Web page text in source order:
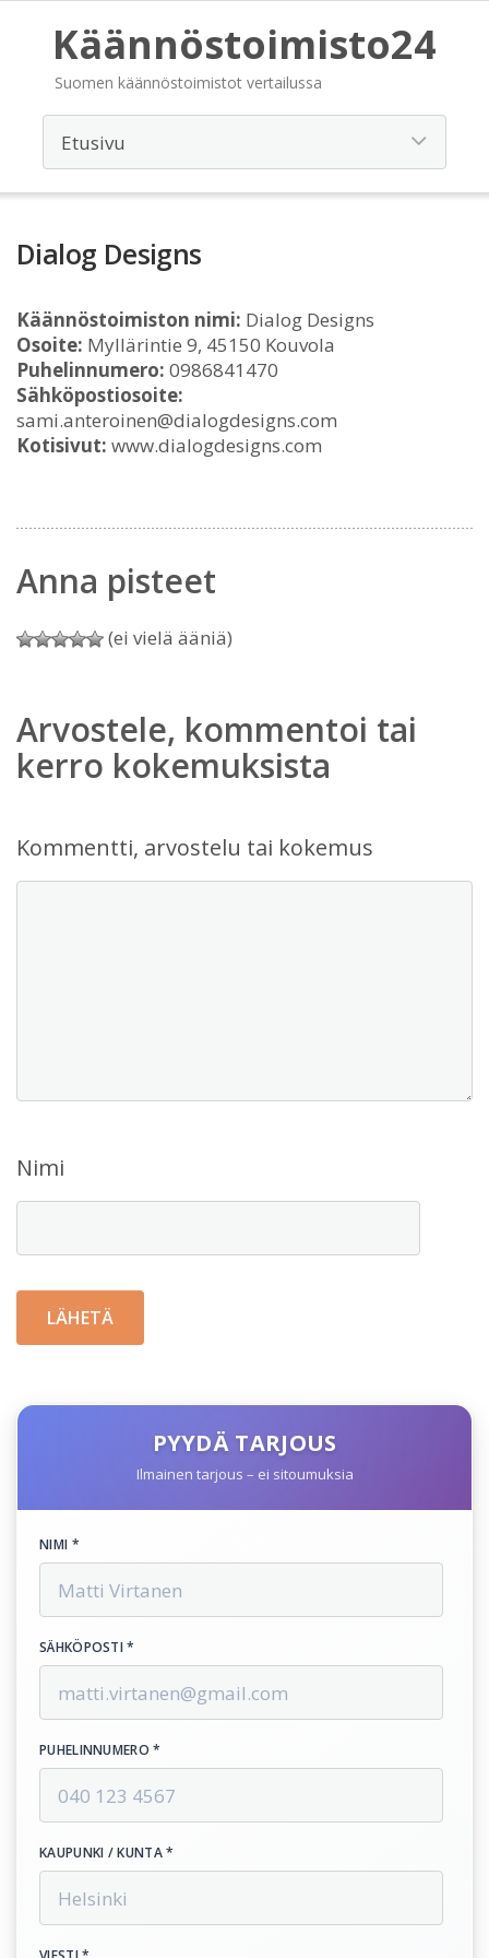
Käännöstoimisto24
Suomen käännöstoimistot vertailussa
Dialog Designs
Käännöstoimiston nimi: Dialog Designs
Osoite: Myllärintie 9, 45150 Kouvola
Puhelinnumero: 0986841470
Sähköpostiosoite:
sami.anteroinen@dialogdesigns.com
Kotisivut: www.dialogdesigns.com
Anna pisteet
(ei vielä ääniä)
Arvostele, kommentoi tai
kerro kokemuksista
Kommentti, arvostelu tai kokemus
Nimi
PYYDÄ TARJOUS
Ilmainen tarjous – ei sitoumuksia
NIMI *
SÄHKÖPOSTI *
PUHELINNUMERO *
KAUPUNKI / KUNTA *